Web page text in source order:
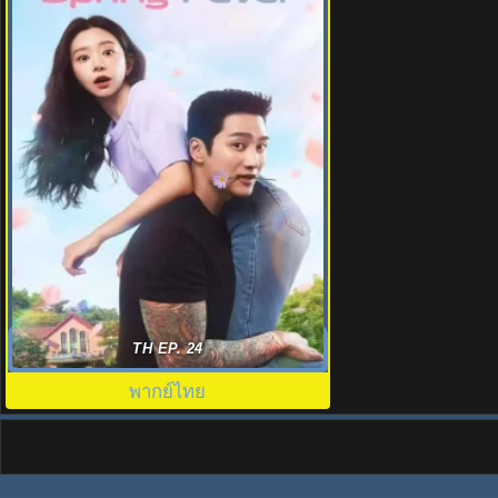
ใบไม้ผลิที่รอคอย (2026) Spring Fever
พากย์ไทย EP.1-12 (จบ)
TH EP. 24
พากย์ไทย